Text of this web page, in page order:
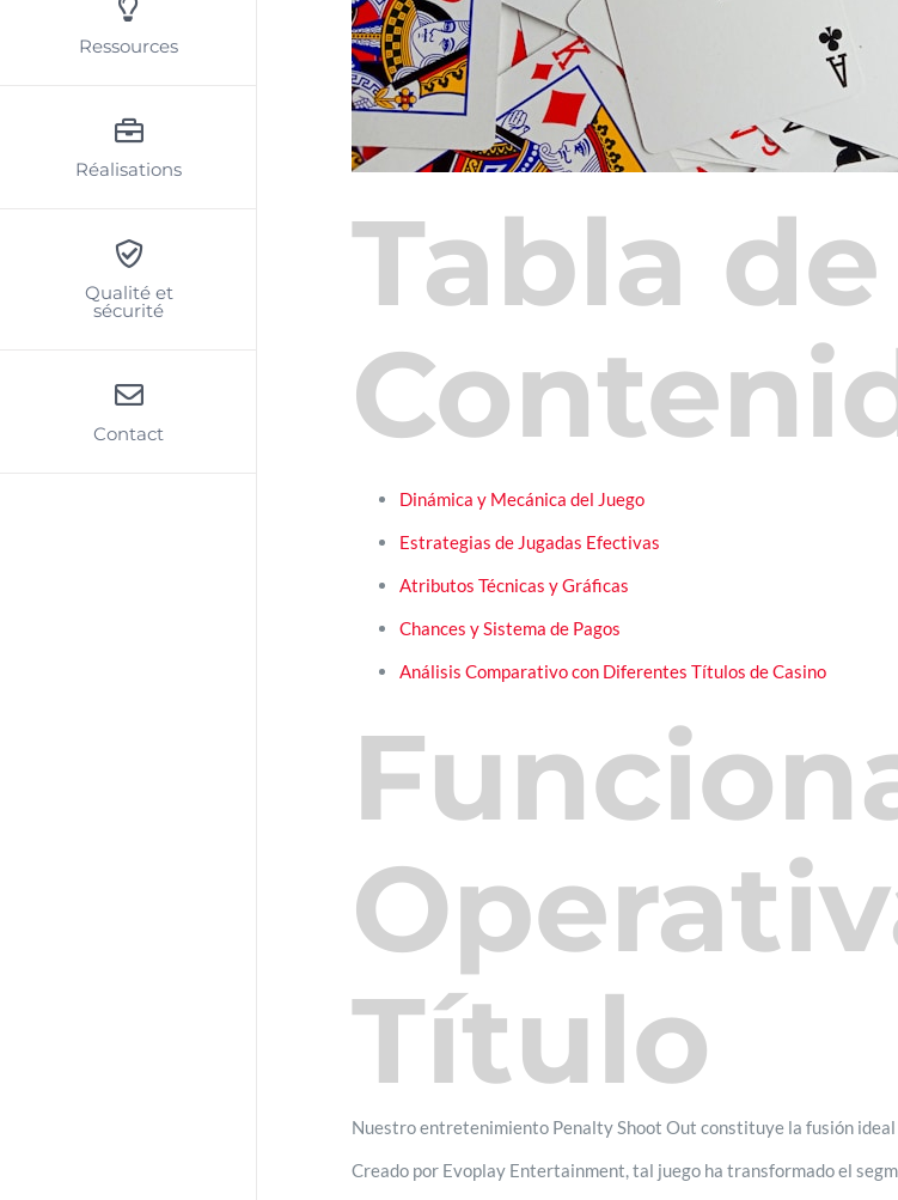
Ressources
Réalisations
Qualité et
sécurité
Contact
Tabla de
Dinámica y Mecánica del Juego
Estrategias de Jugadas Efectivas
Atributos Técnicas y Gráficas
Chances y Sistema de Pagos
Análisis Comparativo con Diferentes Títulos de Casino
Título
Nuestro entretenimiento Penalty Shoot Out constituye la fusión
Creado por Evoplay Entertainment, tal juego ha transformado el